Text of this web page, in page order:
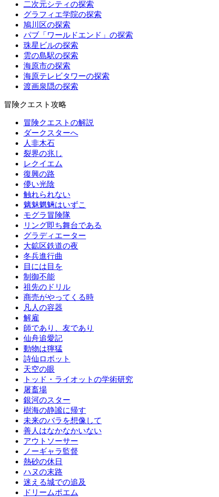
二次元シティの探索
グラフィエ学院の探索
鳩川区の探索
パブ「ワールドエンド」の探索
珠星ビルの探索
雲の島駅の探索
海原市の探索
海原テレビタワーの探索
渡画泉隠の探索
冒険クエスト攻略
冒険クエストの解説
ダークスターへ
人非木石
裂界の兆し
レクイエム
復興の路
儚い光陰
触れられない
魑魅魍魎はいずこ
モグラ冒険隊
リング即ち舞台である
グラディエーター
大鉱区鉄道の夜
冬兵進行曲
目には目を
制御不能
祖先のドリル
商売がやってくる時
凡人の容器
解雇
師であり、友であり
仙舟追愛記
動物は獰猛
詩仙ロボット
天空の眼
トッド・ライオットの学術研究
屠畜場
銀河のスター
樹海の静謐に帰す
未来のバラを想像して
善人はなかなかいない
アウトソーサー
ノーギャラ監督
熱砂の休日
ハヌの末路
迷える城での追及
ドリームポエム